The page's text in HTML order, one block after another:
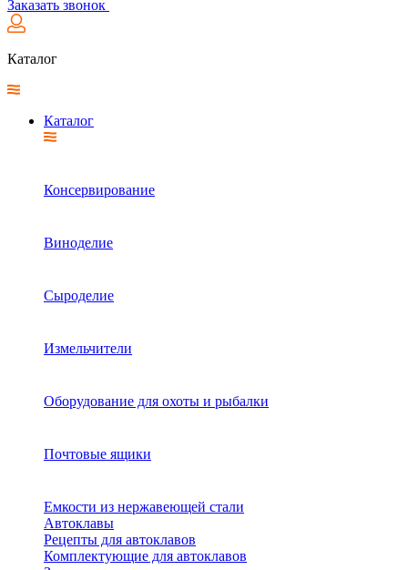
Заказать звонок
Каталог
Каталог
Консервирование
Виноделие
Сыроделие
Измельчители
Оборудование для охоты и рыбалки
Почтовые ящики
Емкости из нержавеющей стали
Автоклавы
Рецепты для автоклавов
Комплектующие для автоклавов